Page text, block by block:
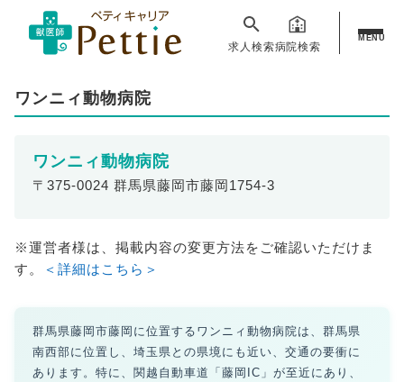
求人検索病院検索
MENU
ワンニィ動物病院
ワンニィ動物病院
〒375-0024 群馬県藤岡市藤岡1754-3
※運営者様は、掲載内容の変更方法をご確認いただけま
す。
＜詳細はこちら＞
群馬県藤岡市藤岡に位置するワンニィ動物病院は、群馬県
南西部に位置し、埼玉県との県境にも近い、交通の要衝に
あります。特に、関越自動車道「藤岡IC」が至近にあり、